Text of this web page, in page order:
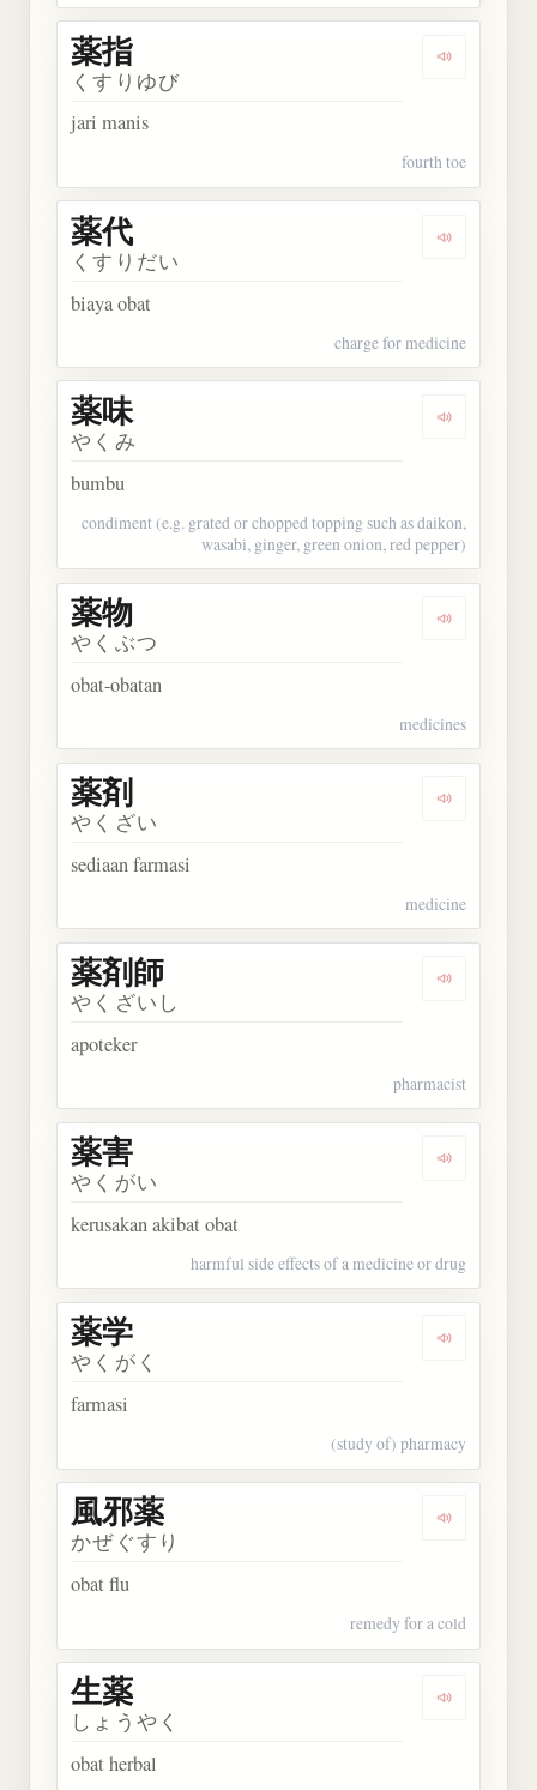
Dengarkan
薬指
くすりゆび
jari manis
fourth toe
Dengarkan
薬代
くすりだい
biaya obat
charge for medicine
Dengarkan
薬味
やくみ
bumbu
condiment (e.g. grated or chopped topping such as daikon,
wasabi, ginger, green onion, red pepper)
Dengarkan
薬物
やくぶつ
obat-obatan
medicines
Dengarkan
薬剤
やくざい
sediaan farmasi
medicine
Dengarkan
薬剤師
やくざいし
apoteker
pharmacist
Dengarkan
薬害
やくがい
kerusakan akibat obat
harmful side effects of a medicine or drug
Dengarkan
薬学
やくがく
farmasi
(study of) pharmacy
Dengarkan
風邪薬
かぜぐすり
obat flu
remedy for a cold
Dengarkan
生薬
しょうやく
obat herbal